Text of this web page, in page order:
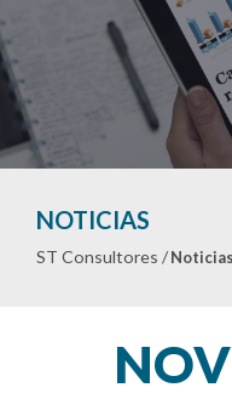
NOTICIAS
ST Consultores /Noticias